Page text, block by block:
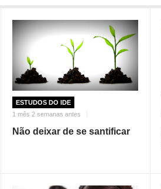
ESTUDOS DO IDE
1 mês 2 semanas antes
Não deixar de se santificar